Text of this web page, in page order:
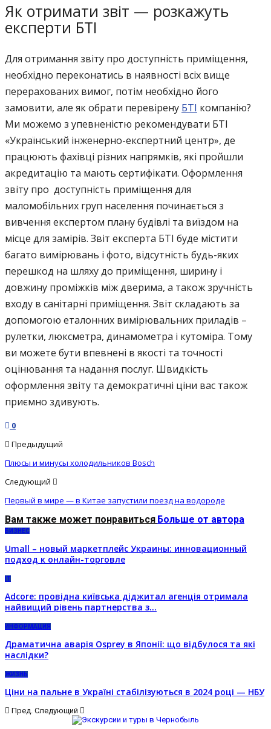
Як отримати звіт — розкажуть
експерти БТІ
Для отримання звіту про доступність приміщення,
необхідно переконатись в наявності всіх вище
перерахованих вимог, потім необхідно його
замовити, але як обрати перевірену БТІ компанію?
Ми можемо з упевненістю рекомендувати БТІ
«Український інженерно-експертний центр», де
працюють фахівці різних напрямків, які пройшли
акредитацію та мають сертифікати. Оформлення
звіту про доступність приміщення для
маломобільних груп населення починається з
вивчення експертом плану будівлі та виїздом на
місце для замірів. Звіт експерта БТІ буде містити
багато вимірювань і фото, відсутність будь-яких
перешкод на шляху до приміщення, ширину і
довжину проміжків між дверима, а також зручність
входу в санітарні приміщення. Звіт складають за
допомогою еталонних вимірювальних приладів –
рулетки, люксметра, динамометра і кутоміра. Тому
ви можете бути впевнені в якості та точності
оцінювання та надання послуг. Швидкість
оформлення звіту та демократичні ціни вас також
приємно здивують.
0
Предыдущий
Плюсы и минусы холодильников Bosch
Следующий
Первый в мире — в Китае запустили поезд на водороде
Вам также может понравиться Больше от автора
БИЗНЕС
Umall – новый маркетплейс Украины: инновационный
подход к онлайн-торговле
Adcore: провідна київська діджитал агенція отримала
найвищий рівень партнерства з…
ИНФОРМАЦИЯ
Драматична аварія Osprey в Японії: що відбулося та які
наслідки?
ЖИЗНЬ
Ціни на пальне в Україні стабілізуються в 2024 році — НБУ
Пред. Следующий